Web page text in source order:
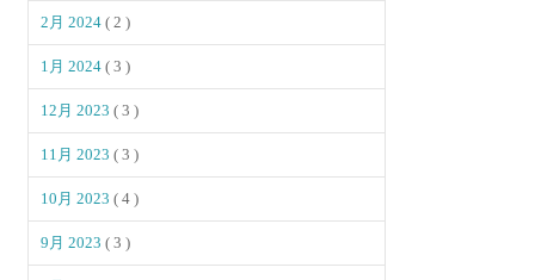
2月 2024( 2 )
1月 2024( 3 )
12月 2023( 3 )
11月 2023( 3 )
10月 2023( 4 )
9月 2023( 3 )